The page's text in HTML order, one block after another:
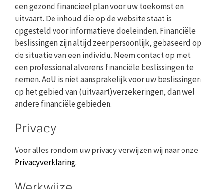
een gezond financieel plan voor uw toekomst en
uitvaart. De inhoud die op de website staat is
opgesteld voor informatieve doeleinden. Financiële
beslissingen zijn altijd zeer persoonlijk, gebaseerd op
de situatie van een individu. Neem contact op met
een professional alvorens financiële beslissingen te
nemen. AoU is niet aansprakelijk voor uw beslissingen
op het gebied van (uitvaart)verzekeringen, dan wel
andere financiële gebieden.
Privacy
Voor alles rondom uw privacy verwijzen wij naar onze
Privacyverklaring.